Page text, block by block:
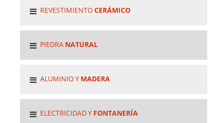
REVESTIMIENTOCERÁMICO
PIEDRA NATURAL
ALUMINIO Y MADERA
ELECTRICIDAD Y FONTANERÍA